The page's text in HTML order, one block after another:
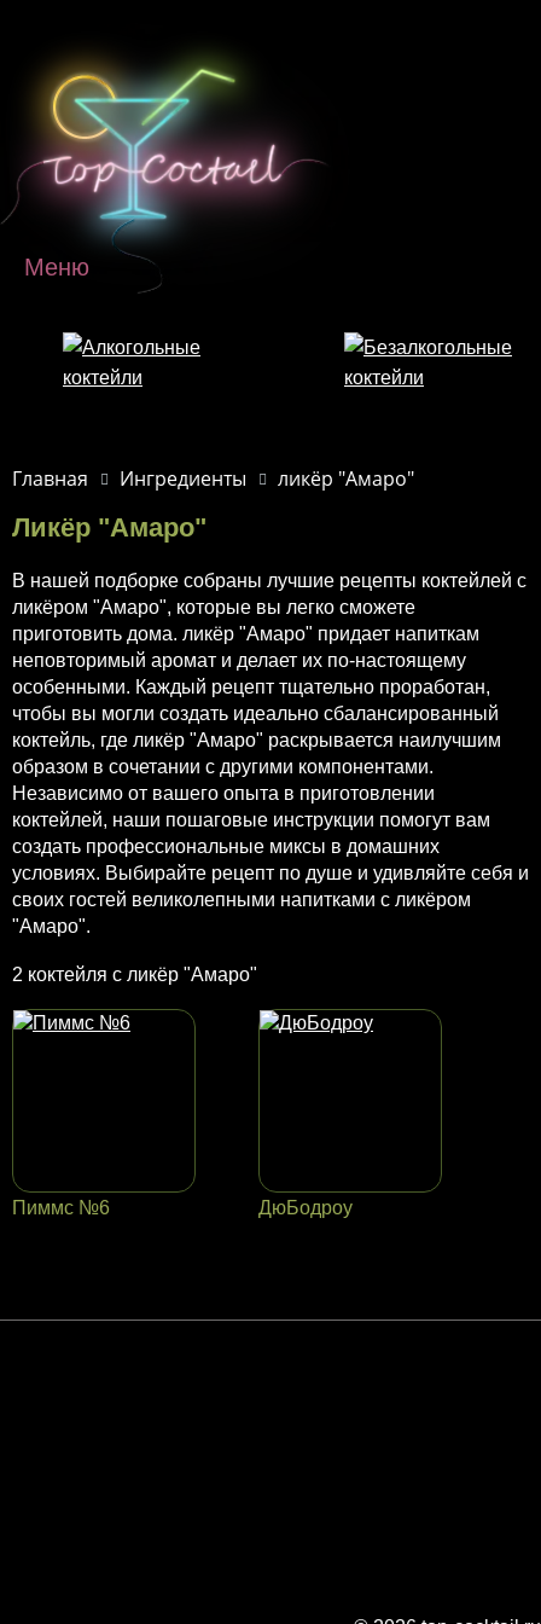
Меню
Главная Ингредиенты ликёр "Амаро"
Ликёр "Амаро"
В нашей подборке собраны лучшие рецепты коктейлей с
ликёром "Амаро", которые вы легко сможете
приготовить дома. ликёр "Амаро" придает напиткам
неповторимый аромат и делает их по-настоящему
особенными. Каждый рецепт тщательно проработан,
чтобы вы могли создать идеально сбалансированный
коктейль, где ликёр "Амаро" раскрывается наилучшим
образом в сочетании с другими компонентами.
Независимо от вашего опыта в приготовлении
коктейлей, наши пошаговые инструкции помогут вам
создать профессиональные миксы в домашних
условиях. Выбирайте рецепт по душе и удивляйте себя и
своих гостей великолепными напитками с ликёром
"Амаро".
2 коктейля с ликёр "Амаро"
Пиммс №6 ДюБодроу